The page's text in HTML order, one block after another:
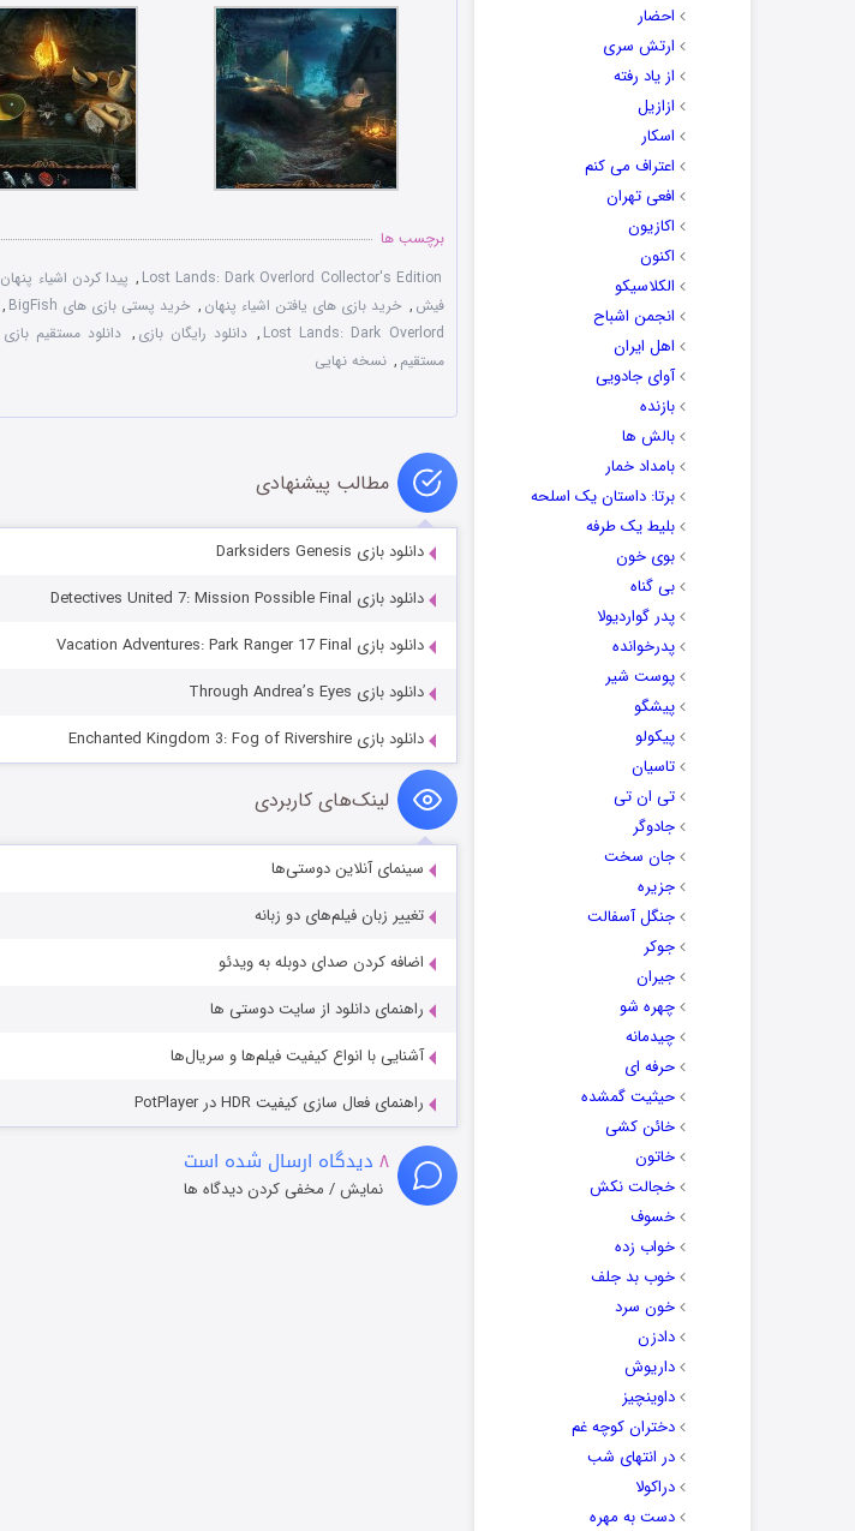
احضار
ارتش سری
از یاد رفته
ازازیل
اسکار
اعتراف می کنم
افعی تهران
اکازیون
اکنون
الکلاسیکو
انجمن اشباح
اهل ایران
آوای جادویی
بازنده
بالش ها
بامداد خمار
برتا: داستان یک اسلحه
بلیط یک‌‌ طرفه
بوی خون
بی گناه
پدر گواردیولا
پدرخوانده
پوست شیر
پیشگو
پیکولو
تاسیان
تی ان تی
جادوگر
جان سخت
جزیره
جنگل آسفالت
جوکر
جیران
چهره شو
چیدمانه
حرفه ای
حیثیت گمشده
خائن کشی
خاتون
خجالت نکش
خسوف
خواب زده
خوب بد جلف
خون سرد
دادزن
داریوش
داوینچیز
دختران کوچه غم
در انتهای شب
دراکولا
دست به مهره
برچسب ها
Lost Lands: Dark Overlord Collector's Edition
, پیدا کردن اشیاء پنهان
فیش , خرید بازی های یافتن اشیاء پنهان , خرید پستی بازی های BigFish ,
Lost Lands: Dark Overlord
, دانلود رایگان بازی , دانلود مستقیم بازی Lost Lands: Dark Overlord Collector's Edition
مستقیم , نسخه نهایی
مطالب پیشنهادی
دانلود بازی Darksiders Genesis
دانلود بازی Detectives United 7: Mission Possible Final
دانلود بازی Vacation Adventures: Park Ranger 17 Final
دانلود بازی Through Andrea’s Eyes
دانلود بازی Enchanted Kingdom 3: Fog of Rivershire
لینک‌های کاربردی
سینمای آنلاین دوستی‌ها
تغییر زبان فیلم‌های دو زبانه
اضافه کردن صدای دوبله به ویدئو
راهنمای دانلود از سایت دوستی ها
آشنایی با انواع کیفیت فیلم‌ها و سریال‌ها
راهنمای فعال سازی کیفیت HDR در PotPlayer
۸ دیدگاه ارسال شده است
نمایش / مخفی کردن دیدگاه ها